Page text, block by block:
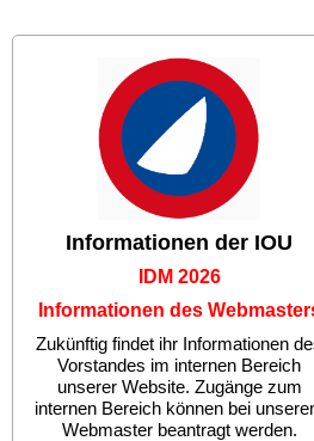
Informationen der IOU
IDM 2026
Informationen des
Zukünftig findet ihr Informationen
Vorstandes im internen Bereich
unserer Website. Zugänge zum
internen Bereich können bei
Webmaster beantragt werden.